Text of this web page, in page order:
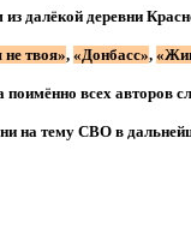
далёкой деревни
твоя», «Донбасс»,
всех авторов
на тему СВО в